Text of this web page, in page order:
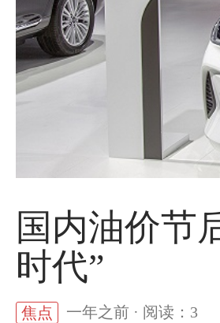
国内油价节
时代”
焦点 一年之前 · 阅读：3